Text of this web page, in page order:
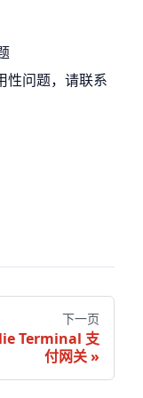
性问题，请联系
下一页
Terminal 支
付网关